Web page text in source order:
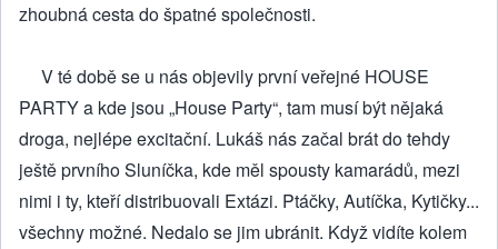
zhoubná cesta do špatné společnosti.
V té době se u nás objevily první veřejné HOUSE
PARTY a kde jsou „House Party“, tam musí být nějaká
droga, nejlépe excitační. Lukáš nás začal brát do tehdy
ještě prvního Sluníčka, kde měl spousty kamarádů, mezi
nimi i ty, kteří distribuovali Extázi. Ptáčky, Autíčka, Kytičky...
všechny možné. Nedalo se jim ubránit. Když vidíte kolem